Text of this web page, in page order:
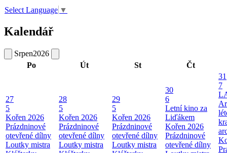
Select Language ▼
Kalendář
Srpen2026
Po
Út St Čt
27
5
Kořen 2026
Prázdninové
otevřené dílny
Loutky mistra
28
5
Kořen 2026
Prázdninové
otevřené dílny
Loutky mistra
29
5
Kořen 2026
Prázdninové
otevřené dílny
Loutky mistra
30
6
Letní kino za
Liďákem
Kořen 2026
Prázdninové
otevřené dílny
31
7